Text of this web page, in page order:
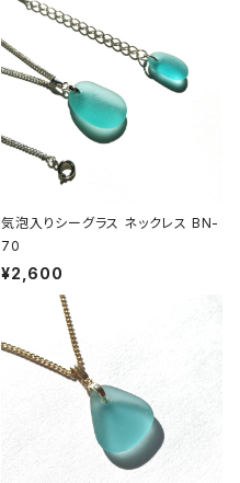
気泡入りシーグラス ネックレス BN-
70
¥2,600